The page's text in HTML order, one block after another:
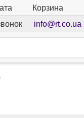
Корзина
info@rt.co.ua